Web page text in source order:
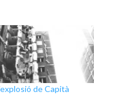
de Capità